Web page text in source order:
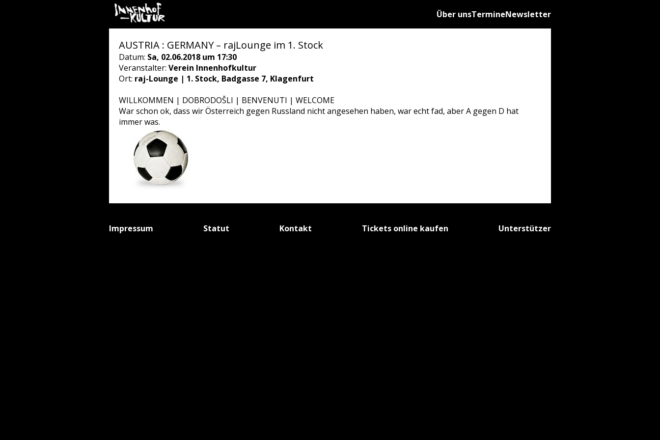
Über unsTermineNewsletter
AUSTRIA : GERMANY – rajLounge im 1. Stock
Datum: Sa, 02.06.2018 um 17:30
Veranstalter: Verein Innenhofkultur
Ort: raj-Lounge | 1. Stock, Badgasse 7, Klagenfurt
WILLKOMMEN | DOBRODOŠLI | BENVENUTI | WELCOME
War schon ok, dass wir Österreich gegen Russland nicht angesehen haben, war echt fad, aber A gegen D hat
immer was.
Impressum Statut Kontakt Tickets online kaufen Unterstützer